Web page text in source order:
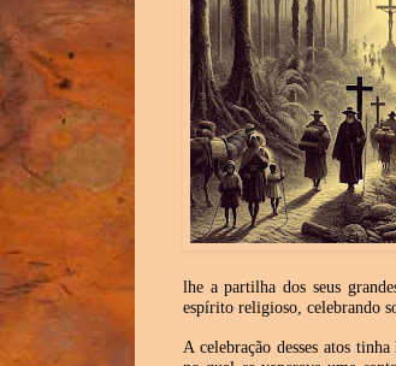
lhe a partilha dos seus
espírito religioso, celebrando
A celebração desses atos